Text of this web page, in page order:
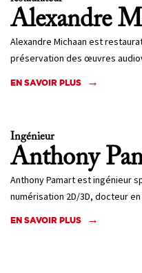
Alexandre
Alexandre Michaan est
préservation des œuvres
EN SAVOIR PLUS
Ingénieur
Anthony
Anthony Pamart est ingénieur
numérisation 2D/3D, docteur
EN SAVOIR PLUS